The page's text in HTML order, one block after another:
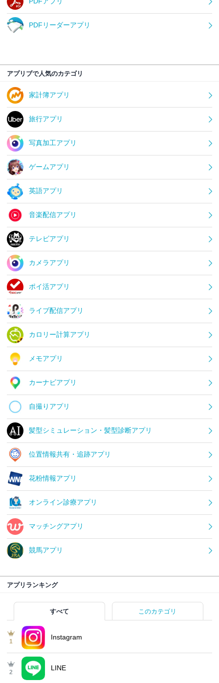
PDFリーダーアプリ
アプリブで人気のカテゴリ
家計簿アプリ
旅行アプリ
写真加工アプリ
ゲームアプリ
英語アプリ
音楽配信アプリ
テレビアプリ
カメラアプリ
ポイ活アプリ
ライブ配信アプリ
カロリー計算アプリ
メモアプリ
カーナビアプリ
自撮りアプリ
髪型シミュレーション・髪型診断アプリ
位置情報共有・追跡アプリ
花粉情報アプリ
オンライン診療アプリ
マッチングアプリ
競馬アプリ
アプリランキング
すべて このカテゴリ
1
Instagram
2
LINE